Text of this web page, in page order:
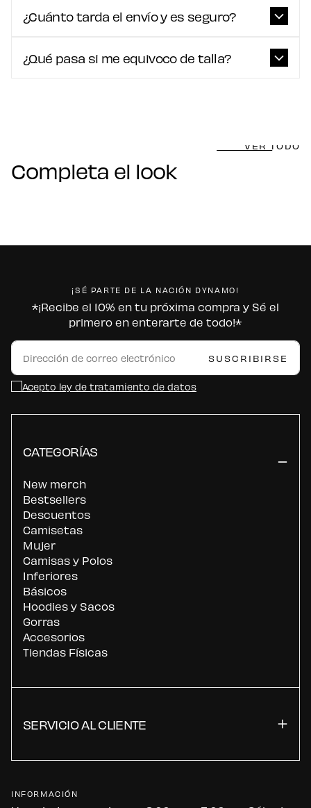
¿Cuánto tarda el envío y es seguro?
¿Qué pasa si me equivoco de talla?
Completa el look
VER TODO
¡SÉ PARTE DE LA NACIÓN DYNAMO!
*¡Recibe el 10% en tu próxima compra y Sé el
primero en enterarte de todo!*
CORREO
ELECTRÓNICO SUSCRIBIRSE
Acepto ley de tratamiento de datos
CATEGORÍAS
New merch
Bestsellers
Descuentos
Camisetas
Mujer
Camisas y Polos
Inferiores
Básicos
Hoodies y Sacos
Gorras
Accesorios
Tiendas Físicas
SERVICIO AL CLIENTE
INFORMACIÓN